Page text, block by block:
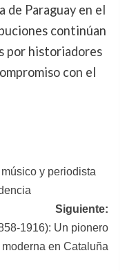
de Paraguay en el
continúan
por historiadores
con el
y periodista
Siguiente:
1916): Un pionero
en Cataluña